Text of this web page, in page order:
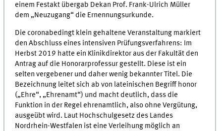
einem Festakt übergab Dekan Prof. Frank-Ulrich Müller
dem „Neuzugang“ die Ernennungsurkunde.
Die coronabedingt klein gehaltene Veranstaltung markiert
den Abschluss eines intensiven Prüfungsverfahrens: Im
Herbst 2019 hatte ein Klinikdirektor aus der Fakultät den
Antrag auf die Honorarprofessur gestellt. Diese ist ein
selten vergebener und daher wenig bekannter Titel. Die
Bezeichnung leitet sich ab von lateinischen Begriff honor
(„Ehre“, „Ehrenamt“) und macht deutlich, dass die
Funktion in der Regel ehrenamtlich, also ohne Vergütung,
ausgeübt wird. Laut Hochschulgesetz des Landes
Nordrhein-Westfalen ist eine Verleihung möglich an